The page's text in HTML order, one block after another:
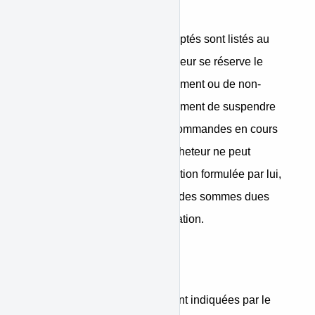
Les moyens de paiement acceptés sont listés au
moment du paiement. Le Vendeur se réserve le
droit, en cas d’incident de paiement ou de non-
respect des conditions de paiement de suspendre
ou d'annuler la livraison des commandes en cours
effectuées par l’Acheteur. L’Acheteur ne peut
jamais, au motif d’une réclamation formulée par lui,
retenir la totalité ou une partie des sommes dues
par lui ni opérer une compensation.
Les restrictions de livraison sont indiquées par le